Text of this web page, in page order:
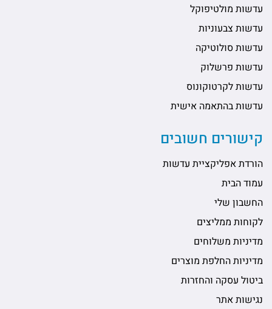
עדשות מולטיפוקל
עדשות צבעוניות
עדשות סולוטיקה
עדשות פרשלוק
עדשות לקרטוקונוס
עדשות בהתאמה אישית
קישורים חשובים
הורדת אפליקציית עדשות
עמוד הבית
החשבון שלי
לקוחות ממליצים
מדיניות משלוחים
מדיניות החלפת מוצרים
ביטול עסקה והחזרות
נגישות אתר